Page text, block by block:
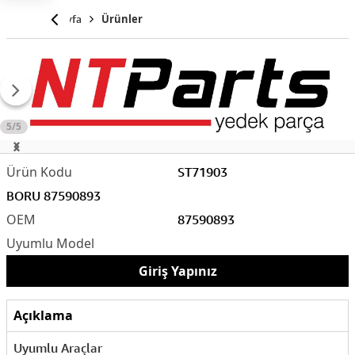
Anasayfa Ürünler
5/5
ST71903
87590893
BORU 87590893
Giriş Yapınız
Açıklama
Uyumlu Araçlar